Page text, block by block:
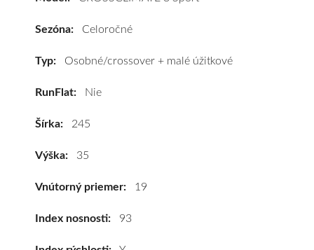
245/35
93Y
tomu
Sezóna: Celoročné
Typ: Osobné/crossover + malé úžitkové
RunFlat: Nie
Šírka: 245
Výška: 35
Vnútorný priemer: 19
Index nosnosti: 93